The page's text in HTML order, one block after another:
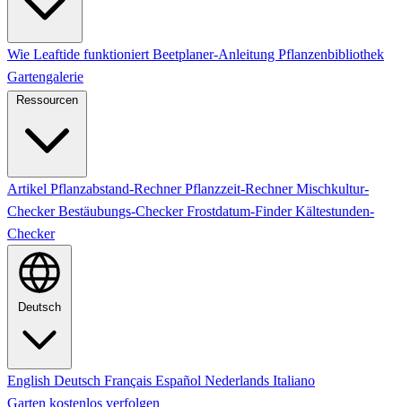
Wie Leaftide funktioniert Beetplaner-Anleitung Pflanzenbibliothek
Gartengalerie
Ressourcen
Artikel Pflanzabstand-RechnerPflanzzeit-RechnerMischkultur-
CheckerBestäubungs-CheckerFrostdatum-FinderKältestunden-
Checker
Deutsch
English Deutsch Français Español Nederlands Italiano
Garten kostenlos verfolgen